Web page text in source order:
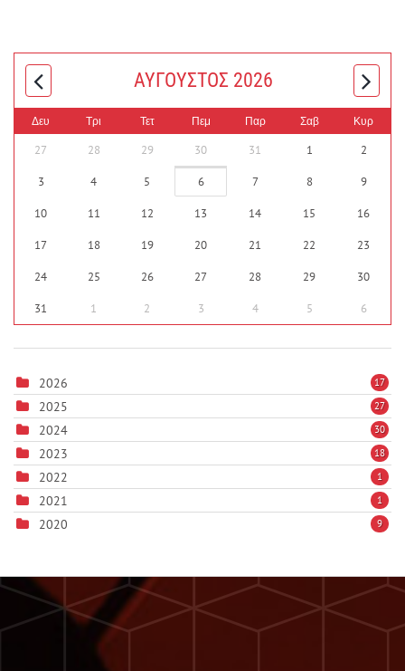
ΑΎΓΟΥΣΤΟΣ 2026
Δευ Τρι Τετ Πεμ Παρ Σαβ Κυρ
27 28 29 30 31 1 2
3 4 5 6 7 8 9
10 11 12 13 14 15 16
17 18 19 20 21 22 23
24 25 26 27 28 29 30
31 1 2 3 4 5 6
2026 17
2025 27
2024 30
2023 18
2022 1
2021 1
2020 9